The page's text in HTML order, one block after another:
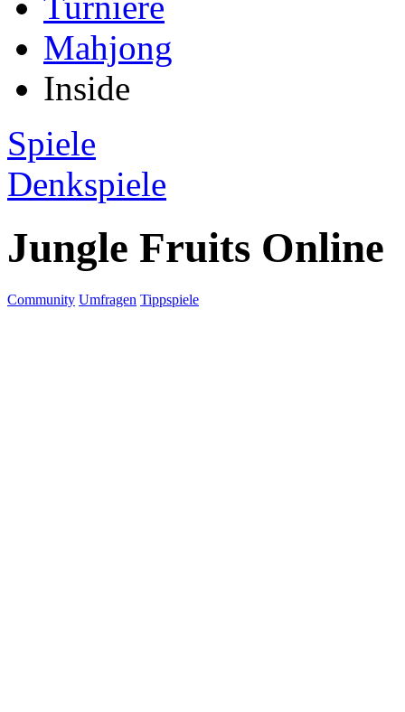
Mahjong
Inside
Spiele
Denkspiele
Jungle Fruits Online
Community Umfragen Tippspiele